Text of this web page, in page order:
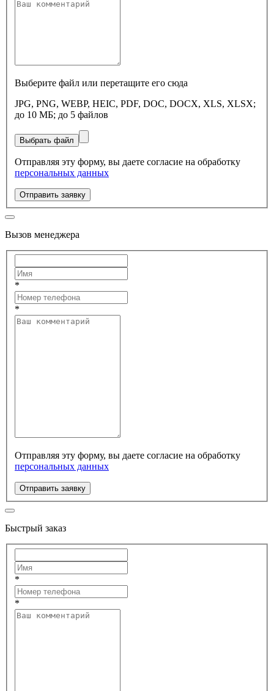
Выберите файл или перетащите его сюда
JPG, PNG, WEBP, HEIC, PDF, DOC, DOCX, XLS, XLSX;
до 10 МБ; до 5 файлов
Выбрать файл
Отправляя эту форму, вы даете согласие на обработку
персональных данных
Отправить заявку
Вызов менеджера
*
*
Отправляя эту форму, вы даете согласие на обработку
персональных данных
Отправить заявку
Быстрый заказ
*
*